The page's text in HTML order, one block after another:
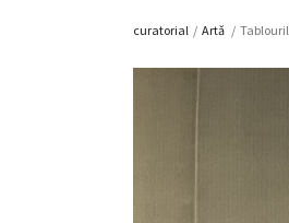
curatorial / Artǎ /